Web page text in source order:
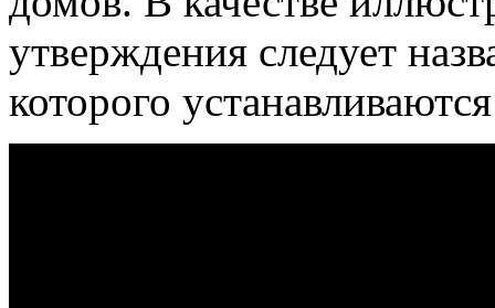
утверждения следует
которого